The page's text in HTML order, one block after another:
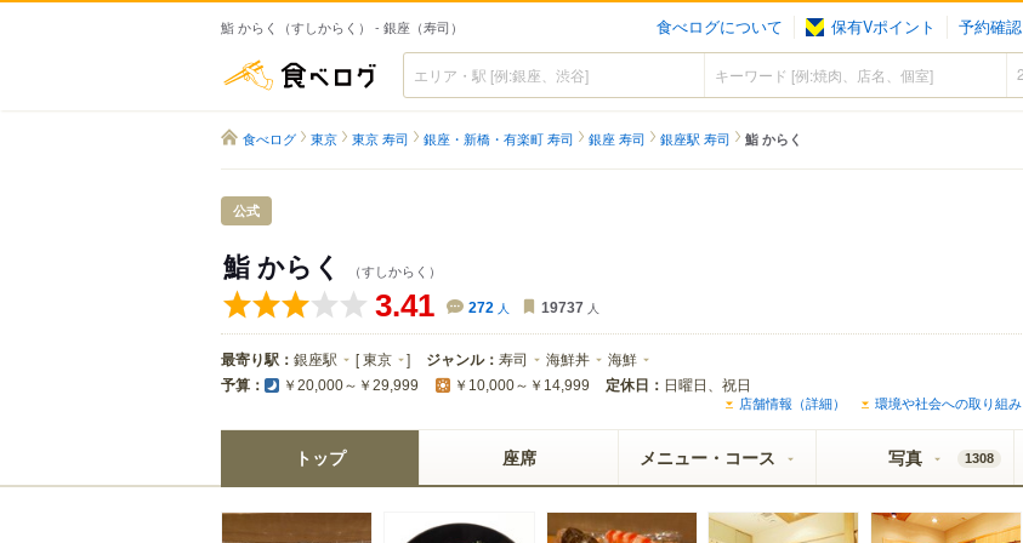
鮨 からく（すしからく） - 銀座（寿司） 食べログについて 保有Vポイント 予約確認
食べログ
食べログ 東京 東京 寿司 銀座・新橋・有楽町 寿司 銀座 寿司 銀座駅 寿司 鮨 からく
公式
鮨 からく （すしからく）
3.41 272 人 19737 人
最寄り駅： 銀座駅 [東京 ] ジャンル： 寿司 海鮮丼 海鮮
予算： ￥20,000～￥29,999 ￥10,000～￥14,999 定休日： 日曜日、祝日
店舗情報（詳細） 環境や社会への取り組み
トップ 座席 メニュー・コース 写真 1308